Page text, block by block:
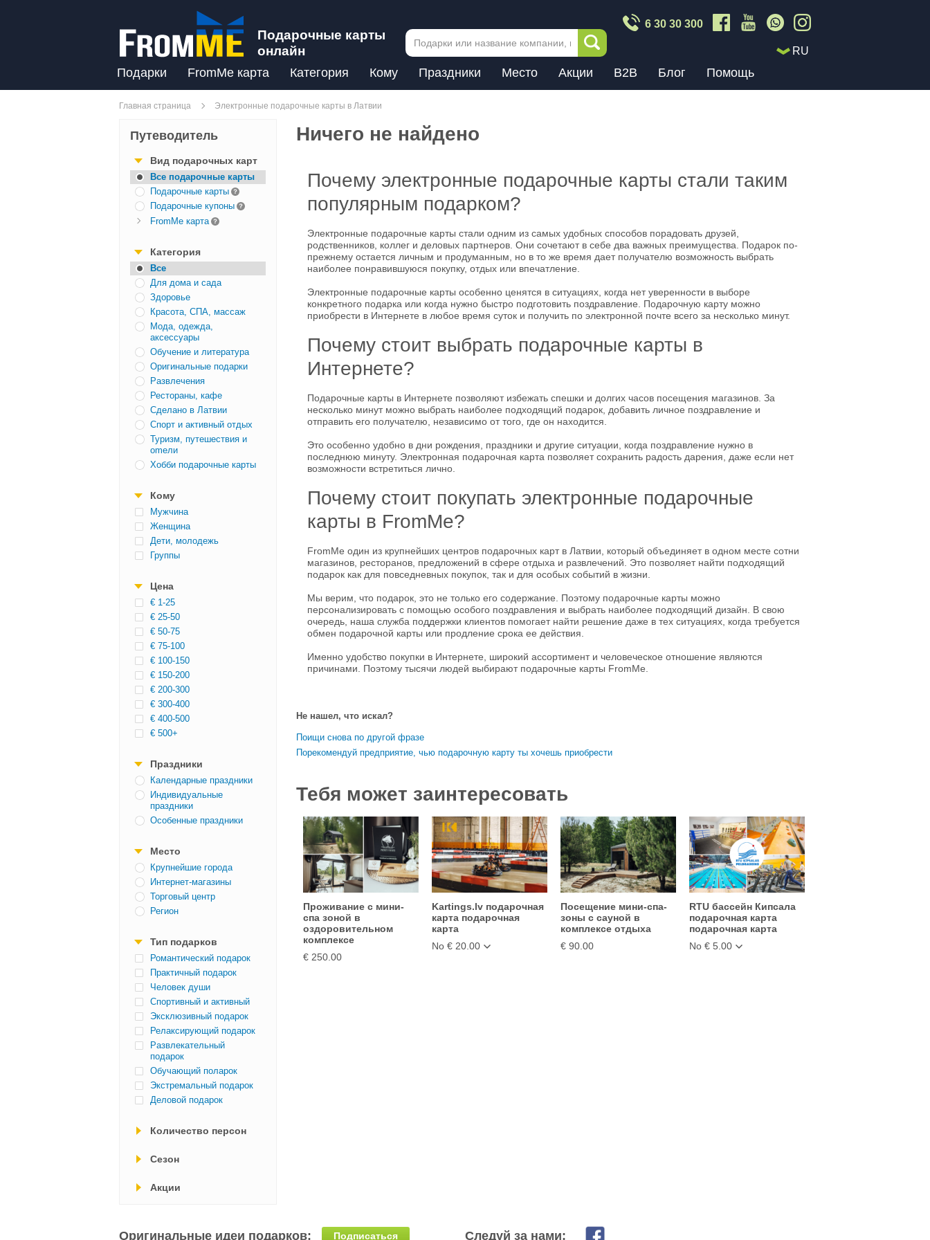
Подарочные карты
онлайн
6 30 30 300
RU
Подарки FromMe карта Категория Кому Праздники Место Акции B2B Блог Помощь
Главная страница Электронные подарочные карты в Латвии
Путеводитель
Вид подарочных карт
Все подарочные карты
Подарочные карты
Подарочные купоны
FromMe карта
Категория
Все
Для дома и сада
Здоровье
Красота, СПА, массаж
Мода, одежда,
аксессуары
Обучение и литература
Оригинальные подарки
Развлечения
Рестораны, кафе
Сделано в Латвии
Спорт и активный отдых
Туризм, путешествия и
оmели
Хобби подарочные карты
Кому
Mужчина
Женщина
Дети, молодежь
Группы
Цена
€ 1-25
€ 25-50
€ 50-75
€ 75-100
€ 100-150
€ 150-200
€ 200-300
€ 300-400
€ 400-500
€ 500+
Праздники
Календарные праздники
Индивидуальные
праздники
Особенные праздники
Место
Крупнейшие города
Интернет-магазины
Торговый центр
Регион
Тип подарков
Романтический подарок
Практичный подарок
Человек души
Спортивный и активный
Эксклюзивный подарок
Релаксирующий подарок
Развлекательный
подарок
Обучающий поларок
Экстремальный подарок
Деловой подарок
Количество персон
Cезон
Акции
Ничего не найдено
Почему электронные подарочные карты стали таким
популярным подарком?
Электронные подарочные карты стали одним из самых удобных способов порадовать друзей,
родственников, коллег и деловых партнеров. Они сочетают в себе два важных преимущества. Подарок по-
прежнему остается личным и продуманным, но в то же время дает получателю возможность выбрать
наиболее понравившуюся покупку, отдых или впечатление.
Электронные подарочные карты особенно ценятся в ситуациях, когда нет уверенности в выборе
конкретного подарка или когда нужно быстро подготовить поздравление. Подарочную карту можно
приобрести в Интернете в любое время суток и получить по электронной почте всего за несколько минут.
Почему стоит выбрать подарочные карты в
Интернете?
Подарочные карты в Интернете позволяют избежать спешки и долгих часов посещения магазинов. За
несколько минут можно выбрать наиболее подходящий подарок, добавить личное поздравление и
отправить его получателю, независимо от того, где он находится.
Это особенно удобно в дни рождения, праздники и другие ситуации, когда поздравление нужно в
последнюю минуту. Электронная подарочная карта позволяет сохранить радость дарения, даже если нет
возможности встретиться лично.
Почему стоит покупать электронные подарочные
карты в FromMe?
FromMe один из крупнейших центров подарочных карт в Латвии, который объединяет в одном месте сотни
магазинов, ресторанов, предложений в сфере отдыха и развлечений. Это позволяет найти подходящий
подарок как для повседневных покупок, так и для особых событий в жизни.
Мы верим, что подарок, это не только его содержание. Поэтому подарочные карты можно
персонализировать с помощью особого поздравления и выбрать наиболее подходящий дизайн. В свою
очередь, наша служба поддержки клиентов помогает найти решение даже в тех ситуациях, когда требуется
обмен подарочной карты или продление срока ее действия.
Именно удобство покупки в Интернете, широкий ассортимент и человеческое отношение являются
причинами. Поэтому тысячи людей выбирают подарочные карты FromMe.
Не нашел, что искал?
Поищи снова по другой фразе
Порекомендуй предприятие, чью подарочную карту ты хочешь приобрести
Тебя может заинтересовать
Проживание с мини-
спа зоной в
оздоровительном
комплексе
€ 250.00
Kartings.lv подарочная
карта подарочная
карта
No € 20.00
Посещение мини-спа-
зоны с сауной в
комплексе отдыха
€ 90.00
RTU бассейн Кипсала
подарочная карта
подарочная карта
No € 5.00
Следуй за нами:
Оригинальные идеи подарков: Подписаться